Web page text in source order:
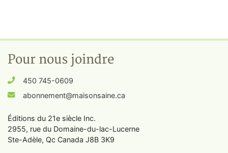
Pour nous joindre
450 745-0609
abonnement@maisonsaine.ca
Éditions du 21e siècle Inc.
2955, rue du Domaine-du-lac-Lucerne
Ste-Adèle, Qc Canada J8B 3K9